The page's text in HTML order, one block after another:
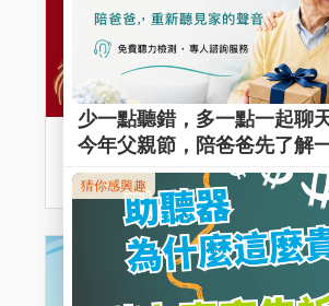
新春休假公告
一月 30, 2026